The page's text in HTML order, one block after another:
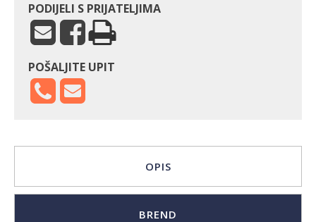
PODIJELI S PRIJATELJIMA
POŠALJITE UPIT
OPIS
BREND